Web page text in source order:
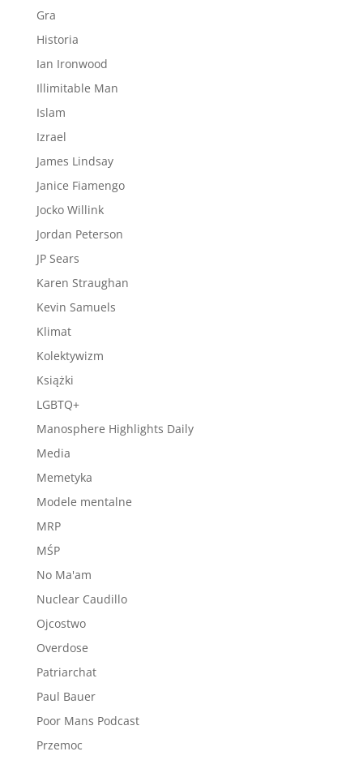
Gra
Historia
Ian Ironwood
Illimitable Man
Islam
Izrael
James Lindsay
Janice Fiamengo
Jocko Willink
Jordan Peterson
JP Sears
Karen Straughan
Kevin Samuels
Klimat
Kolektywizm
Książki
LGBTQ+
Manosphere Highlights Daily
Media
Memetyka
Modele mentalne
MRP
MŚP
No Ma'am
Nuclear Caudillo
Ojcostwo
Overdose
Patriarchat
Paul Bauer
Poor Mans Podcast
Przemoc